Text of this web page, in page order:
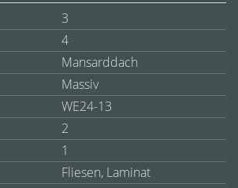
3
4
Mansarddach
Massiv
WE24-13
2
1
Fliesen, Laminat